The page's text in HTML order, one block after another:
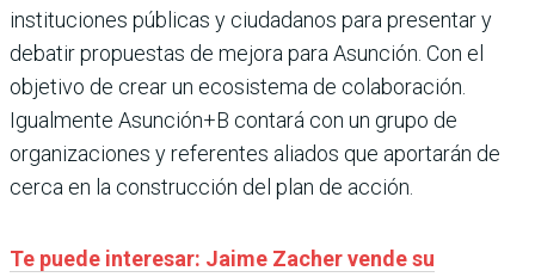
instituciones públicas y ciudadanos para presentar y
debatir propuestas de mejora para Asunción. Con el
objetivo de crear un ecosistema de colaboración.
Igualmente Asunción+B contará con un grupo de
organizaciones y referentes aliados que aportarán de
cerca en la construcción del plan de acción.
Te puede interesar: Jaime Zacher vende su